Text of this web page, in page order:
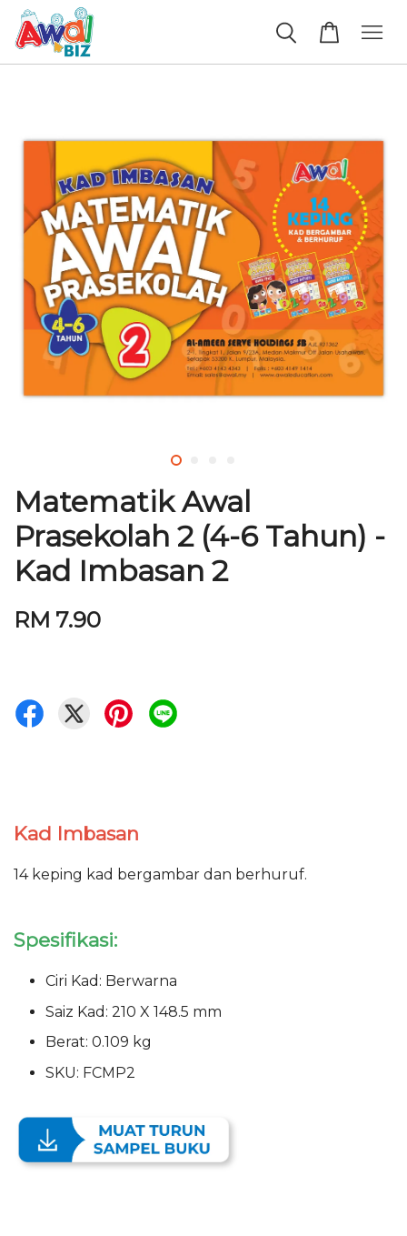
Matematik Awal
Prasekolah 2 (4-6 Tahun) -
Kad Imbasan 2
RM 7.90
Kad Imbasan
14 keping kad bergambar dan berhuruf.
Spesifikasi:
Ciri Kad: Berwarna
Saiz Kad: 210 X 148.5 mm
Berat: 0.109 kg
SKU: FCMP2